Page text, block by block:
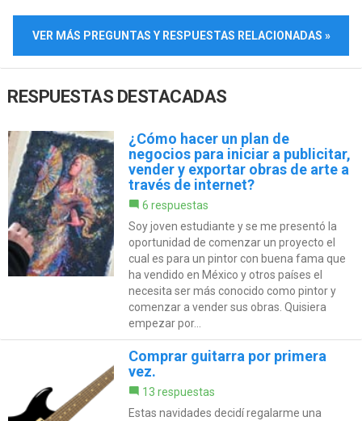
VER MÁS PREGUNTAS Y RESPUESTAS RELACIONADAS »
RESPUESTAS DESTACADAS
¿Cómo hacer un plan de
negocios para iniciar a publicitar,
vender y exportar obras de arte a
través de internet?
6 respuestas
Soy joven estudiante y se me presentó la
oportunidad de comenzar un proyecto el
cual es para un pintor con buena fama que
ha vendido en México y otros países el
necesita ser más conocido como pintor y
comenzar a vender sus obras. Quisiera
empezar por...
Comprar guitarra por primera
vez.
13 respuestas
Estas navidades decidí regalarme una